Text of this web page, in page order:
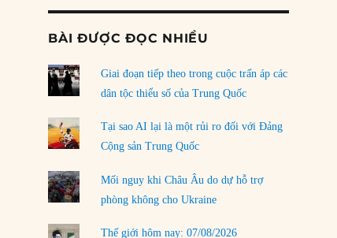
Ngoại trưởng Nhật Bản?
Dương
03/08/2026
Đặt cược vào thất bại: Các quỹ đầu tư mạo
hiểm quốc gia và khía cạnh chính trị của vốn
02/08/2026
Làm thế nào để kết thúc Chiến tranh Iran?
01/08/2026
BÀI ĐƯỢC ĐỌC NHIỀU
Giai đoạn tiếp theo trong cuộc trấn áp các
dân tộc thiểu số của Trung Quốc
Tại sao AI lại là một rủi ro đối với Đảng
Cộng sản Trung Quốc
Mối nguy khi Châu Âu do dự hỗ trợ
phòng không cho Ukraine
Thế giới hôm nay: 07/08/2026